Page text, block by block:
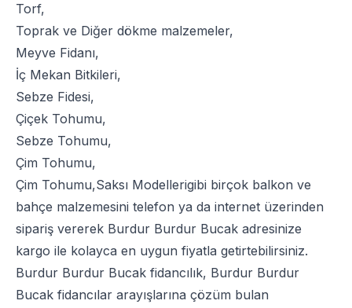
Torf,
Toprak ve Diğer dökme malzemeler,
Meyve Fidanı,
İç Mekan Bitkileri,
Sebze Fidesi,
Çiçek Tohumu,
Sebze Tohumu,
Çim Tohumu,
Çim Tohumu,Saksı Modellerigibi birçok balkon ve
bahçe malzemesini telefon ya da internet üzerinden
sipariş vererek Burdur Burdur Bucak adresinize
kargo ile kolayca en uygun fiyatla getirtebilirsiniz.
Burdur Burdur Bucak fidancılık, Burdur Burdur
Bucak fidancılar arayışlarına çözüm bulan